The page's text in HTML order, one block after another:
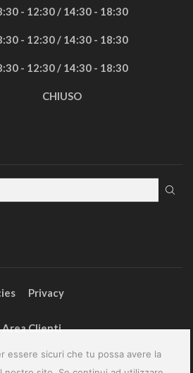
essere sicuri che tu possa avere la
- 12:30 / 14:30 - 18:30
- 12:30 / 14:30 - 18:30
- 12:30 / 14:30 - 18:30
CHIUSO
Privacy
Area Clienti